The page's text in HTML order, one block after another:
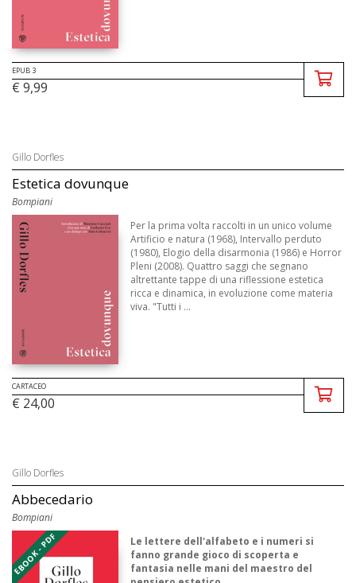
EPUB 3
€ 9,99
Gillo Dorfles
Estetica dovunque
Bompiani
Per la prima volta raccolti in un unico volume
Artificio e natura (1968), Intervallo perduto
(1980), Elogio della disarmonia (1986) e Horror
Pleni (2008). Quattro saggi che segnano
altrettante tappe di una riflessione estetica
ricca e dinamica, in evoluzione come materia
viva. "Tutti i ...
CARTACEO
€ 24,00
Gillo Dorfles
Abbecedario
Bompiani
EBOOK - PDF
Le lettere dell'alfabeto e i numeri si
fanno grande gioco di scoperta e
fantasia nelle mani del maestro del